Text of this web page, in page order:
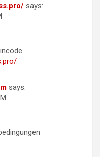
says:
says: